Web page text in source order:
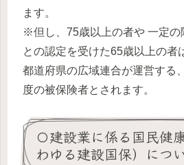
ます。
※但し、75歳以上の者や 一定の
との認定を受けた65歳以上の者
都道府県の広域連合が運営する
度の被保険者とされます。
〇建設業に係る国民健
わゆる建設国保）につ